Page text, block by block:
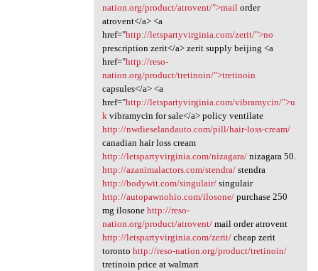
nation.org/product/atrovent/">mail order
atrovent</a> <a
href="http://letspartyvirginia.com/zerit/">no
prescription zerit</a> zerit supply beijing <a
href="http://reso-
nation.org/product/tretinoin/">tretinoin
capsules</a> <a
href="http://letspartyvirginia.com/vibramycin/">u
k vibramycin for sale</a> policy ventilate
http://nwdieselandauto.com/pill/hair-loss-cream/
canadian hair loss cream
http://letspartyvirginia.com/nizagara/nizagara 50.
http://azanimalactors.com/stendra/stendra
http://bodywit.com/singulair/singulair
http://autopawnohio.com/ilosone/purchase 250
mg ilosone http://reso-
nation.org/product/atrovent/mail order atrovent
http://letspartyvirginia.com/zerit/cheap zerit
toronto http://reso-nation.org/product/tretinoin/
tretinoin price at walmart